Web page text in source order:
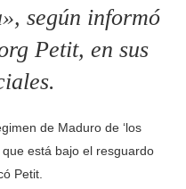
según informó
Petit, en sus
de Maduro de ‘los
está bajo el resguardo
Petit.